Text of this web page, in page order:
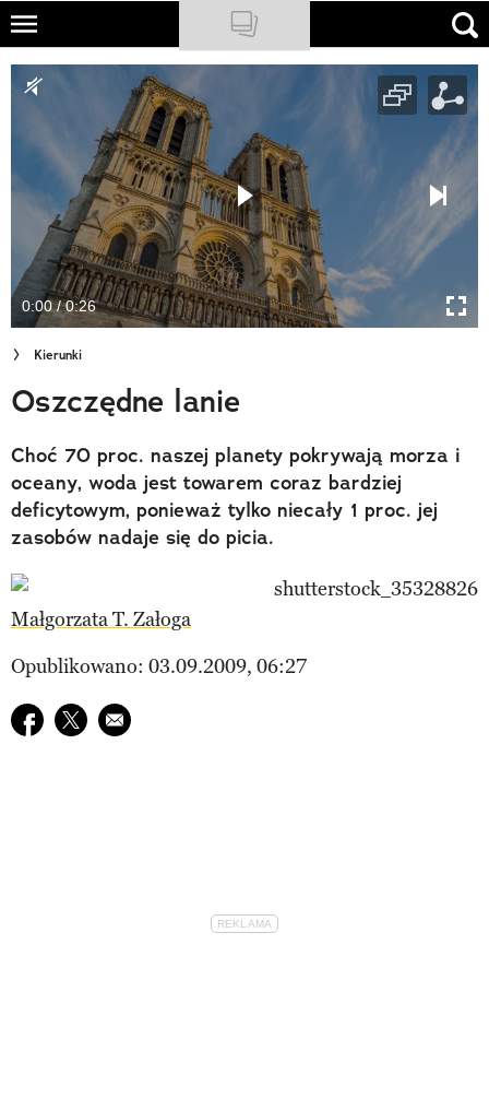
Skip
main
NATIONAL GEOGRAPHIC
PODCASTY
Sklep
Newsletter
Cuda Polski
Wielki Konkurs Fotograficzny
Trendbook Podróżniczy
Polecane
0:00 / 0:26
Kierunki
Oszczędne lanie
Choć 70 proc. naszej planety pokrywają morza i
oceany, woda jest towarem coraz bardziej
deficytowym, ponieważ tylko niecały 1 proc. jej
zasobów nadaje się do picia.
Małgorzata T. Załoga
Opublikowano: 03.09.2009, 06:27
Udostępnij na facebook
Udostępnij na twitter
E-mail do przyjaciela